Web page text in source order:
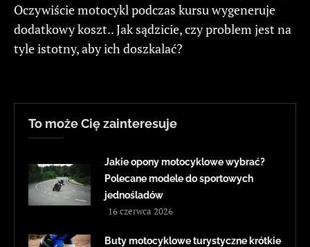
Oczywiście motocykl podczas kursu wygeneruje
dodatkowy koszt.. Jak sądzicie, czy problem jest na
tyle istotny, aby ich doszkalać?
To może Cię zainteresuje
Jakie opony motocyklowe wybrać?
Polecane modele do sportowych
jednośladów
16 czerwca 2026
Buty motocyklowe turystyczne krótkie